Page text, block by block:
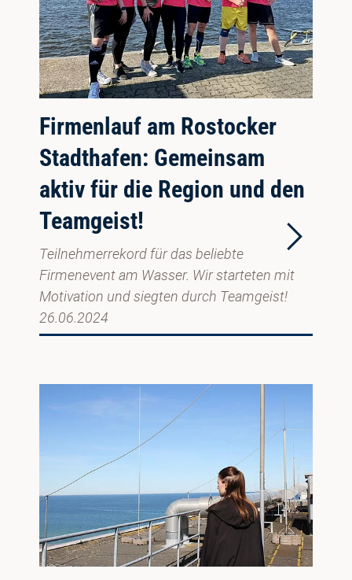
Firmenlauf am Rostocker
Stadthafen: Gemeinsam
aktiv für die Region und den
Teamgeist!
Teilnehmerrekord für das beliebte
Firmenevent am Wasser. Wir starteten mit
Motivation und siegten durch Teamgeist!
26.06.2024